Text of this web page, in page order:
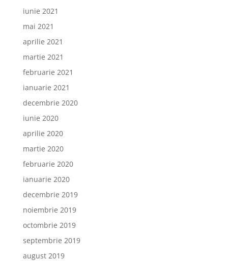
iunie 2021
mai 2021
aprilie 2021
martie 2021
februarie 2021
ianuarie 2021
decembrie 2020
iunie 2020
aprilie 2020
martie 2020
februarie 2020
ianuarie 2020
decembrie 2019
noiembrie 2019
octombrie 2019
septembrie 2019
august 2019